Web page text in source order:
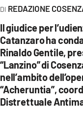
ILVIBONESE.IT
App
ANDROID
REDAZIONE
Il giudice per
Catanzaro ha
Rinaldo Gentile,
“Lanzino” di
nell’ambito
“Acheruntia”,
Distrettuale